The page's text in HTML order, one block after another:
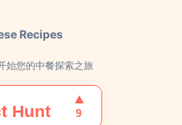
Recipes
始您的中餐探索之旅